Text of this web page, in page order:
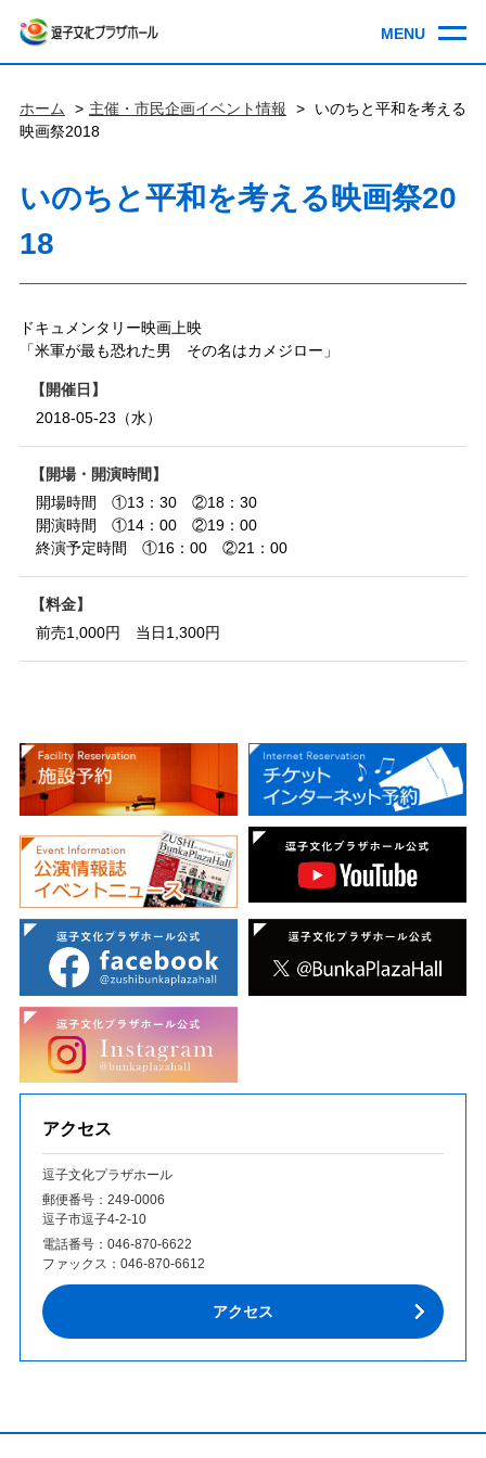
ホーム 主催・市民企画イベント情報
いのちと平和を考える
映画祭2018
いのちと平和を考える映画祭20
18
ドキュメンタリー映画上映
「米軍が最も恐れた男 その名はカメジロー」
開催日
2018-05-23（水）
開場・開演時間
開場時間 ①13：30 ②18：30
開演時間 ①14：00 ②19：00
終演予定時間 ①16：00 ②21：00
料金
前売1,000円 当日1,300円
アクセス
逗子文化プラザホール
郵便番号：249‐0006
逗子市逗子4-2-10
電話番号： 046-870-6622
ファックス： 046-870-6612
アクセス